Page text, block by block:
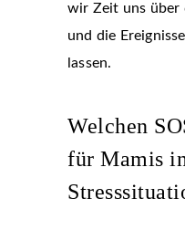
wir Zeit uns über
und die
lassen.
Welchen
für Mamis